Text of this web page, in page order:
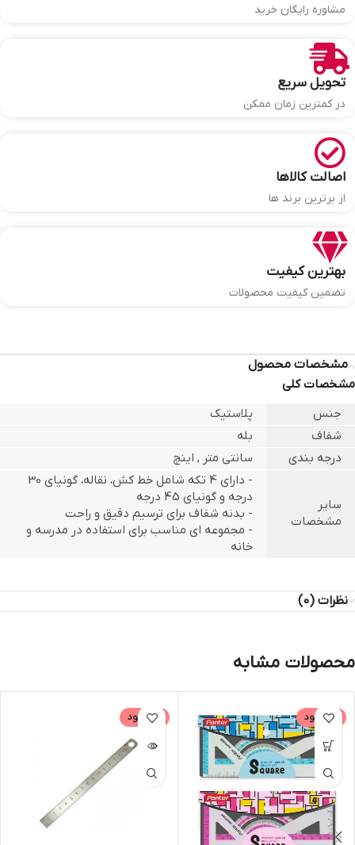
مشاوره رایگان خرید
تحویل سریع
در کمترین زمان ممکن
اصالت کالاها
از برترین برند ها
بهترین کیفیت
تضمین کیفیت محصولات
مشخصات محصول
مشخصات کلی
جنس
پلاستیک
شفاف
بله
درجه بندی
سانتی متر , اینچ
سایر
مشخصات
- دارای 4 تکه شامل خط کش، نقاله، گونیای 30
درجه و گونیای 45 درجه
- بدنه شفاف برای ترسیم دقیق و راحت
- مجموعه ای مناسب برای استفاده در مدرسه و
خانه
نظرات (0)
محصولات مشابه
ناموجود ناموجود